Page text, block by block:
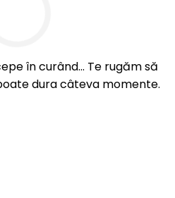
în curând... Te rugăm să
dura câteva momente.